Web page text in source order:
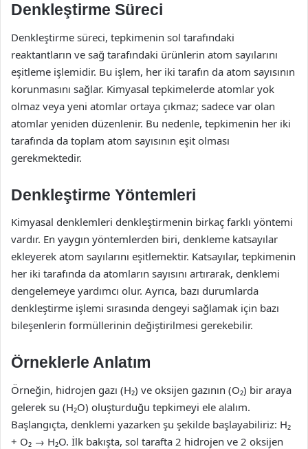
Denkleştirme Süreci
Denkleştirme süreci, tepkimenin sol tarafındaki
reaktantların ve sağ tarafındaki ürünlerin atom sayılarını
eşitleme işlemidir. Bu işlem, her iki tarafın da atom sayısının
korunmasını sağlar. Kimyasal tepkimelerde atomlar yok
olmaz veya yeni atomlar ortaya çıkmaz; sadece var olan
atomlar yeniden düzenlenir. Bu nedenle, tepkimenin her iki
tarafında da toplam atom sayısının eşit olması
gerekmektedir.
Denkleştirme Yöntemleri
Kimyasal denklemleri denkleştirmenin birkaç farklı yöntemi
vardır. En yaygın yöntemlerden biri, denkleme katsayılar
ekleyerek atom sayılarını eşitlemektir. Katsayılar, tepkimenin
her iki tarafında da atomların sayısını artırarak, denklemi
dengelemeye yardımcı olur. Ayrıca, bazı durumlarda
denkleştirme işlemi sırasında dengeyi sağlamak için bazı
bileşenlerin formüllerinin değiştirilmesi gerekebilir.
Örneklerle Anlatım
Örneğin, hidrojen gazı (H₂) ve oksijen gazının (O₂) bir araya
gelerek su (H₂O) oluşturduğu tepkimeyi ele alalım.
Başlangıçta, denklemi yazarken şu şekilde başlayabiliriz: H₂
+ O₂ → H₂O. İlk bakışta, sol tarafta 2 hidrojen ve 2 oksijen